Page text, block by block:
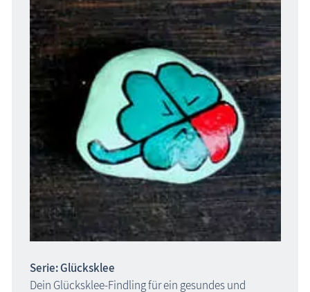
Freizeit
Wissenswertes
Veranstaltungen
Blog
Serie: Glücksklee
Dein Glücksklee-Findling für ein gesundes und